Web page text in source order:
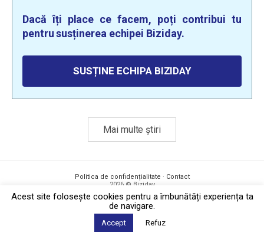
Dacă îți place ce facem, poți contribui tu
pentru susținerea echipei Biziday.
SUSȚINE ECHIPA BIZIDAY
Mai multe știri
Politica de confidențialitate · Contact
2026 © Biziday
Acest site foloseşte cookies pentru a îmbunătăți experiența ta
de navigare.
Accept Refuz